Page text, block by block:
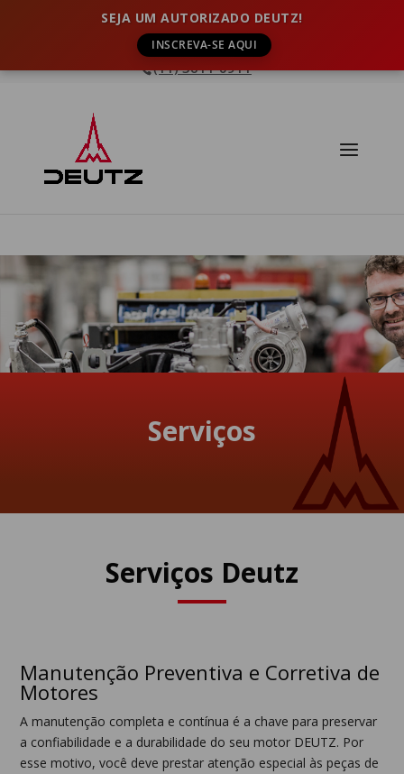
SEJA UM AUTORIZADO DEUTZ!
INSCREVA-SE AQUI
(11) 3611-0911
Serviços
Serviços Deutz
Manutenção Preventiva e Corretiva de
Motores
A manutenção completa e contínua é a chave para preservar
a confiabilidade e a durabilidade do seu motor DEUTZ. Por
esse motivo, você deve prestar atenção especial às peças de